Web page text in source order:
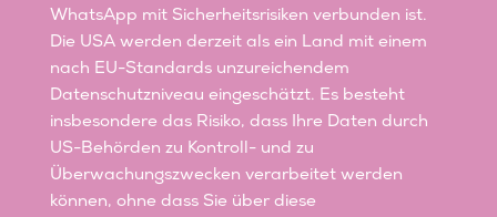
WhatsApp mit Sicherheitsrisiken verbunden ist.
Die USA werden derzeit als ein Land mit einem
nach EU-Standards unzureichendem
Datenschutzniveau eingeschätzt. Es besteht
insbesondere das Risiko, dass Ihre Daten durch
US-Behörden zu Kontroll- und zu
Überwachungszwecken verarbeitet werden
können, ohne dass Sie über diese